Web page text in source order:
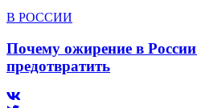
В РОССИИ
Почему ожирение в
предотвратить